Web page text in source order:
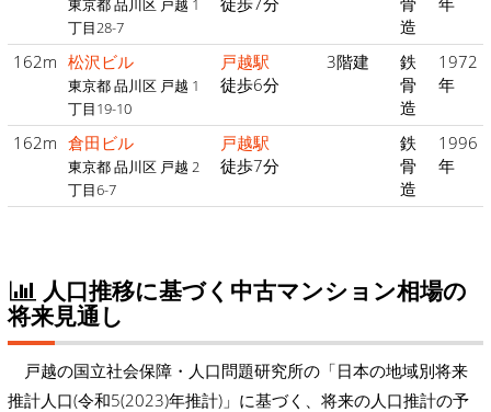
東京都 品川区 戸越 1
丁目28-7
造
162m 松沢ビル
東京都 品川区 戸越 1
丁目19-10
戸越駅
徒歩6分
3階建
鉄
骨
造
1972
年
162m 倉田ビル
東京都 品川区 戸越 2
丁目6-7
戸越駅
徒歩7分
鉄
骨
造
1996
年
人口推移に基づく中古マンション相場の
将来見通し
戸越の国立社会保障・人口問題研究所の「日本の地域別将来
推計人口(令和5(2023)年推計)」に基づく、将来の人口推計の予